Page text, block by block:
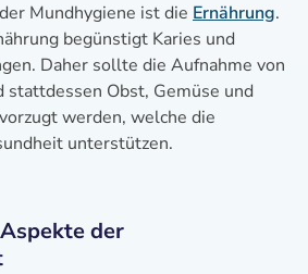
Mundhygiene ist die Ernährung.
begünstigt Karies und
Daher sollte die Aufnahme von
stattdessen Obst, Gemüse und
werden, welche die
unterstützen.
der